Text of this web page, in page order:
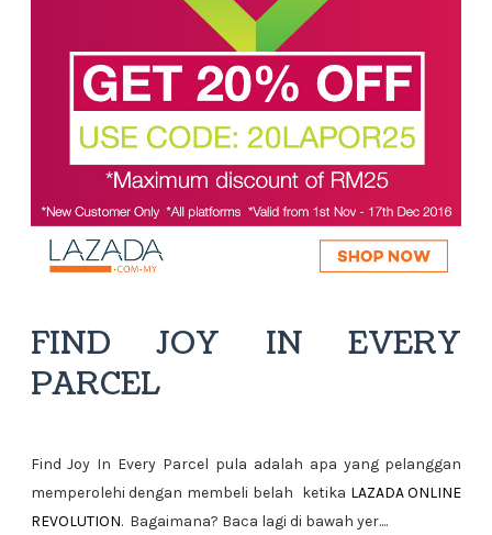
FIND JOY IN EVERY
PARCEL
Find Joy In Every Parcel pula adalah apa yang pelanggan
memperolehi dengan membeli belah ketika LAZADA ONLINE
REVOLUTION. Bagaimana? Baca lagi di bawah yer....